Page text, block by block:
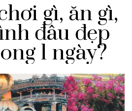
gì, ăn gì,
đâu đẹp
1 ngày?